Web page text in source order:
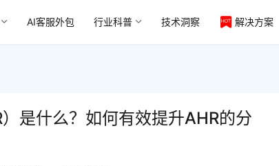
AI客服外包 行业科普 技术洞察 解决方案
是什么？如何有效提升AHR的分